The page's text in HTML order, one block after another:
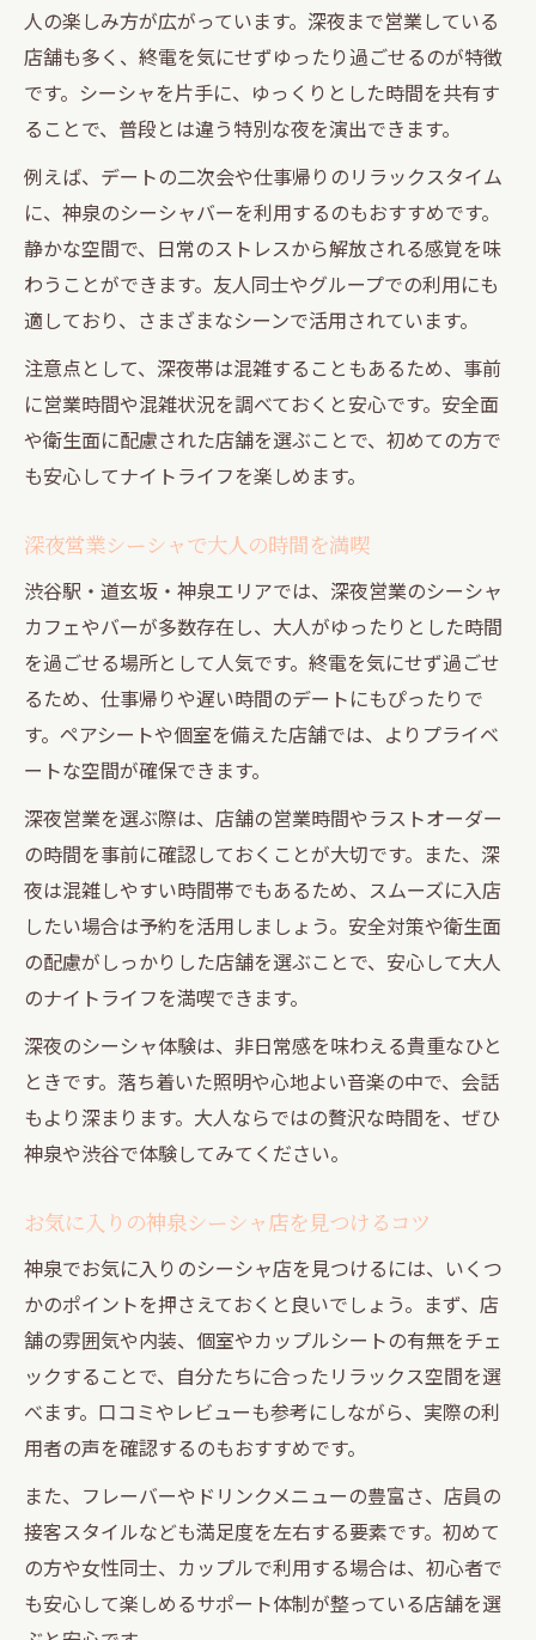
人の楽しみ方が広がっています。深夜まで営業している
店舗も多く、終電を気にせずゆったり過ごせるのが特徴
です。シーシャを片手に、ゆっくりとした時間を共有す
ることで、普段とは違う特別な夜を演出できます。
例えば、デートの二次会や仕事帰りのリラックスタイム
に、神泉のシーシャバーを利用するのもおすすめです。
静かな空間で、日常のストレスから解放される感覚を味
わうことができます。友人同士やグループでの利用にも
適しており、さまざまなシーンで活用されています。
注意点として、深夜帯は混雑することもあるため、事前
に営業時間や混雑状況を調べておくと安心です。安全面
や衛生面に配慮された店舗を選ぶことで、初めての方で
も安心してナイトライフを楽しめます。
深夜営業シーシャで大人の時間を満喫
渋谷駅・道玄坂・神泉エリアでは、深夜営業のシーシャ
カフェやバーが多数存在し、大人がゆったりとした時間
を過ごせる場所として人気です。終電を気にせず過ごせ
るため、仕事帰りや遅い時間のデートにもぴったりで
す。ペアシートや個室を備えた店舗では、よりプライベ
ートな空間が確保できます。
深夜営業を選ぶ際は、店舗の営業時間やラストオーダー
の時間を事前に確認しておくことが大切です。また、深
夜は混雑しやすい時間帯でもあるため、スムーズに入店
したい場合は予約を活用しましょう。安全対策や衛生面
の配慮がしっかりした店舗を選ぶことで、安心して大人
のナイトライフを満喫できます。
深夜のシーシャ体験は、非日常感を味わえる貴重なひと
ときです。落ち着いた照明や心地よい音楽の中で、会話
もより深まります。大人ならではの贅沢な時間を、ぜひ
神泉や渋谷で体験してみてください。
お気に入りの神泉シーシャ店を見つけるコツ
神泉でお気に入りのシーシャ店を見つけるには、いくつ
かのポイントを押さえておくと良いでしょう。まず、店
舗の雰囲気や内装、個室やカップルシートの有無をチェ
ックすることで、自分たちに合ったリラックス空間を選
べます。口コミやレビューも参考にしながら、実際の利
用者の声を確認するのもおすすめです。
また、フレーバーやドリンクメニューの豊富さ、店員の
接客スタイルなども満足度を左右する要素です。初めて
の方や女性同士、カップルで利用する場合は、初心者で
も安心して楽しめるサポート体制が整っている店舗を選